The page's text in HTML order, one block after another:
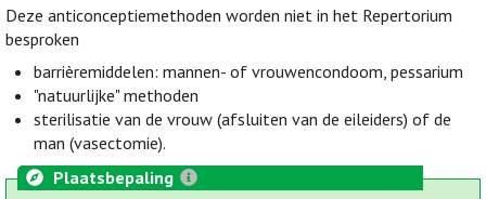
Deze anticonceptiemethoden worden niet in het Repertorium
besproken
barrièremiddelen: mannen- of vrouwencondoom, pessarium
"natuurlijke" methoden
sterilisatie van de vrouw (afsluiten van de eileiders) of de
man (vasectomie).
Plaatsbepaling